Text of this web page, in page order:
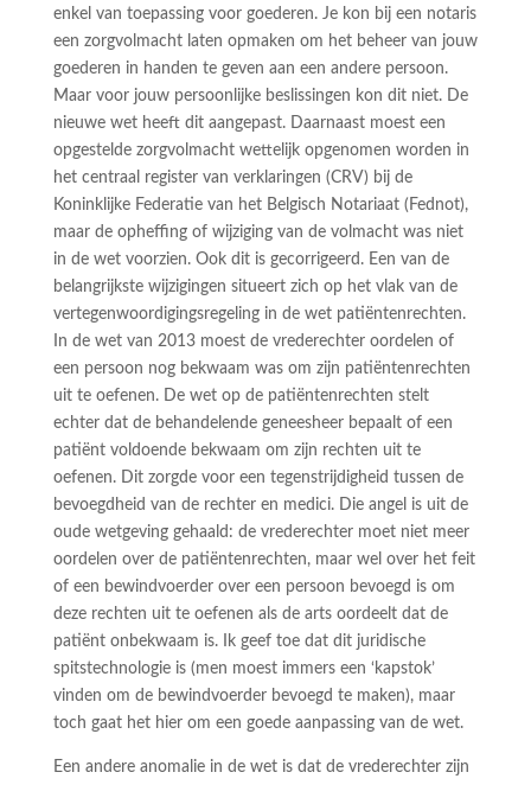
enkel van toepassing voor goederen. Je kon bij een notaris
een zorgvolmacht laten opmaken om het beheer van jouw
goederen in handen te geven aan een andere persoon.
Maar voor jouw persoonlijke beslissingen kon dit niet. De
nieuwe wet heeft dit aangepast. Daarnaast moest een
opgestelde zorgvolmacht wettelijk opgenomen worden in
het centraal register van verklaringen (CRV) bij de
Koninklijke Federatie van het Belgisch Notariaat (Fednot),
maar de opheffing of wijziging van de volmacht was niet
in de wet voorzien. Ook dit is gecorrigeerd. Een van de
belangrijkste wijzigingen situeert zich op het vlak van de
vertegenwoordigingsregeling in de wet patiëntenrechten.
In de wet van 2013 moest de vrederechter oordelen of
een persoon nog bekwaam was om zijn patiëntenrechten
uit te oefenen. De wet op de patiëntenrechten stelt
echter dat de behandelende geneesheer bepaalt of een
patiënt voldoende bekwaam om zijn rechten uit te
oefenen. Dit zorgde voor een tegenstrijdigheid tussen de
bevoegdheid van de rechter en medici. Die angel is uit de
oude wetgeving gehaald: de vrederechter moet niet meer
oordelen over de patiëntenrechten, maar wel over het feit
of een bewindvoerder over een persoon bevoegd is om
deze rechten uit te oefenen als de arts oordeelt dat de
patiënt onbekwaam is. Ik geef toe dat dit juridische
spitstechnologie is (men moest immers een ‘kapstok’
vinden om de bewindvoerder bevoegd te maken), maar
toch gaat het hier om een goede aanpassing van de wet.
Een andere anomalie in de wet is dat de vrederechter zijn